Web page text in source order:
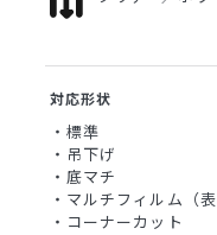
対応形状
・標準
・吊下げ
・底マチ
・マルチフィルム（表
・コーナーカット